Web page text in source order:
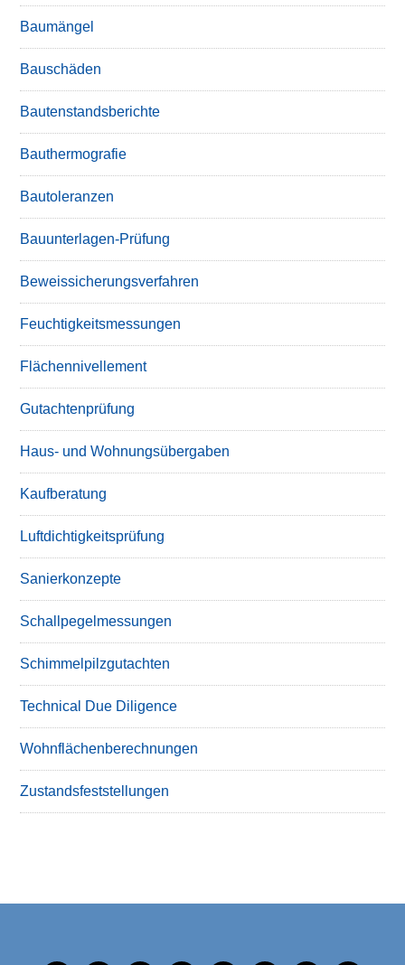
Baumängel
Bauschäden
Bautenstandsberichte
Bauthermografie
Bautoleranzen
Bauunterlagen-Prüfung
Beweissicherungsverfahren
Feuchtigkeitsmessungen
Flächennivellement
Gutachtenprüfung
Haus- und Wohnungsübergaben
Kaufberatung
Luftdichtigkeitsprüfung
Sanierkonzepte
Schallpegelmessungen
Schimmelpilzgutachten
Technical Due Diligence
Wohnflächenberechnungen
Zustandsfeststellungen